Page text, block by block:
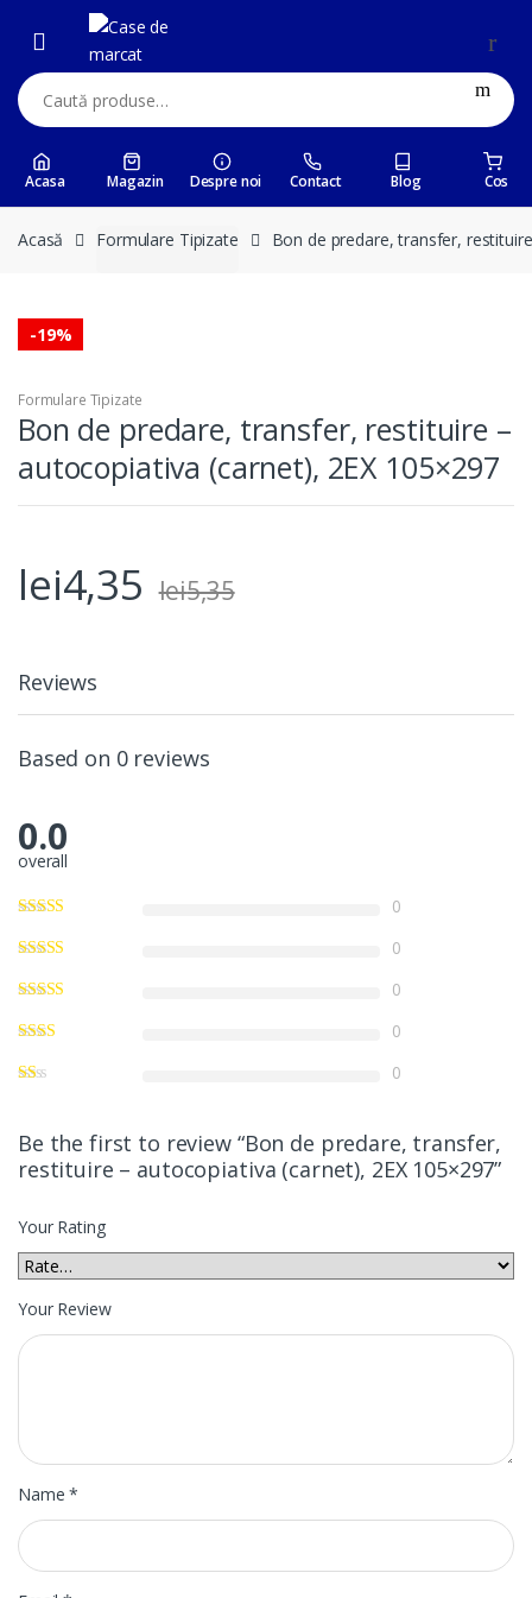
navigation
content
Caută:
Acasa Magazin Despre noi Contact Blog Cos
Acasă Formulare Tipizate Bon de predare, transfer,
-19%
Formulare Tipizate
Bon de predare, transfer, restituire –
autocopiativa (carnet), 2EX 105×297
lei4,35 lei5,35
Reviews
Based on 0 reviews
0.0
overall
0
0
0
0
0
Be the first to review “Bon de predare, transfer,
restituire – autocopiativa (carnet), 2EX 105×297”
Your Rating
Your Review
Name*